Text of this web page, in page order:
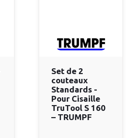
Set de 2
couteaux
Standards -
Pour Cisaille
TruTool S 160
– TRUMPF